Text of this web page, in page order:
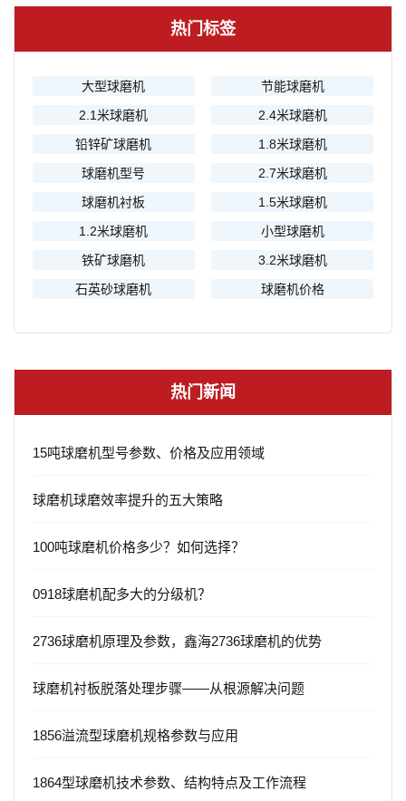
热门标签
大型球磨机
节能球磨机
2.1米球磨机
2.4米球磨机
铅锌矿球磨机
1.8米球磨机
球磨机型号
2.7米球磨机
球磨机衬板
1.5米球磨机
1.2米球磨机
小型球磨机
铁矿球磨机
3.2米球磨机
石英砂球磨机
球磨机价格
热门新闻
15吨球磨机型号参数、价格及应用领域
球磨机球磨效率提升的五大策略
100吨球磨机价格多少？如何选择？
0918球磨机配多大的分级机？
2736球磨机原理及参数，鑫海2736球磨机的优势
球磨机衬板脱落处理步骤——从根源解决问题
1856溢流型球磨机规格参数与应用
1864型球磨机技术参数、结构特点及工作流程